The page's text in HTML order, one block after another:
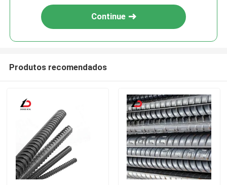
Continue
Produtos recomendados